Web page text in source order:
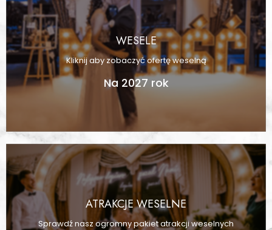
WESELE
Kliknij aby zobaczyć ofertę weselną
Na 2027 rok
ATRAKCJE WESELNE
Sprawdź nasz ogromny pakiet atrakcji weselnych